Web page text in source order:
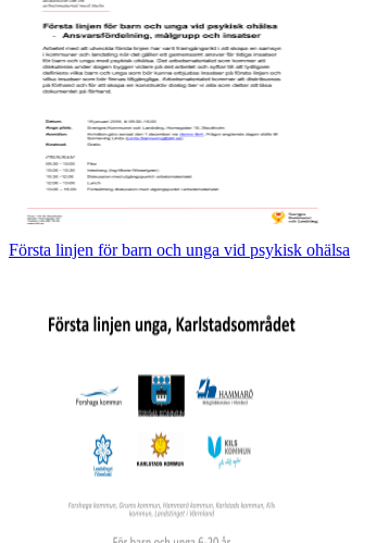
Första linjen för barn och unga vid psykisk ohälsa